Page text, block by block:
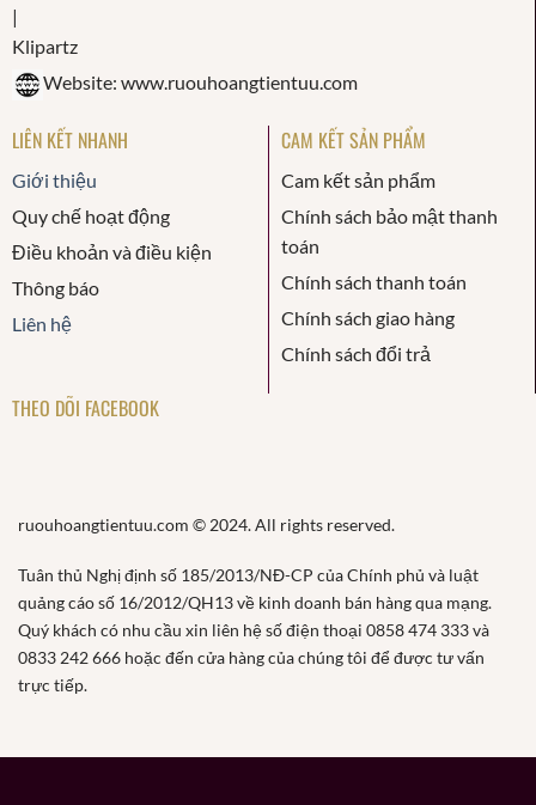
Website: www.ruouhoangtientuu.com
LIÊN KẾT NHANH
Giới thiệu
Quy chế hoạt động
Điều khoản và điều kiện
Thông báo
Liên hệ
CAM KẾT SẢN PHẨM
Cam kết sản phẩm
Chính sách bảo mật thanh
toán
Chính sách thanh toán
Chính sách giao hàng
Chính sách đổi trả
THEO DÕI FACEBOOK
ruouhoangtientuu.com © 2024. All rights reserved.
Tuân thủ Nghị định số 185/2013/NĐ-CP của Chính phủ và luật
quảng cáo số 16/2012/QH13 về kinh doanh bán hàng qua mạng.
Quý khách có nhu cầu xin liên hệ số điện thoại 0858 474 333 và
0833 242 666 hoặc đến cửa hàng của chúng tôi để được tư vấn
trực tiếp.